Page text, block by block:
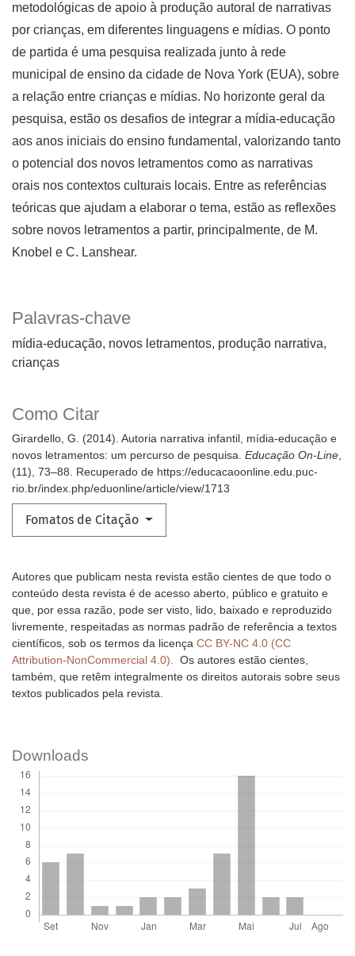
Palavras-chave
mídia-educação novos letramentos produção narrativa
crianças
Como Citar
Girardello, G. (2014). Autoria narrativa infantil, mídia-educação e
novos letramentos: um percurso de pesquisa. Educação On-Line,
(11), 73–88. Recuperado de https://educacaoonline.edu.puc-
rio.br/index.php/eduonline/article/view/1713
Fomatos de Citação
metodológicas de apoio à produção autoral de narrativas
por crianças, em diferentes linguagens e mídias. O ponto
de partida é uma pesquisa realizada junto à rede
municipal de ensino da cidade de Nova York (EUA), sobre
a relação entre crianças e mídias. No horizonte geral da
pesquisa, estão os desafios de integrar a mídia-educação
aos anos iniciais do ensino fundamental, valorizando tanto
o potencial dos novos letramentos como as narrativas
orais nos contextos culturais locais. Entre as referências
teóricas que ajudam a elaborar o tema, estão as reflexões
sobre novos letramentos a partir, principalmente, de M.
Knobel e C. Lanshear.
Autores que publicam nesta revista estão cientes de que todo o
conteúdo desta revista é de acesso aberto, público e gratuito e
que, por essa razão, pode ser visto, lido, baixado e reproduzido
livremente, respeitadas as normas padrão de referência a textos
científicos, sob os termos da licença CC BY-NC 4.0 (CC
Attribution-NonCommercial 4.0). Os autores estão cientes,
também, que retêm integralmente os direitos autorais sobre seus
textos publicados pela revista.
Downloads